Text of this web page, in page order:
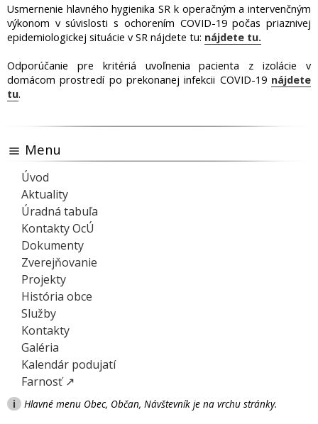
Usmernenie hlavného hygienika SR k operačným a intervenčným
výkonom v súvislosti s ochorením COVID-19 počas priaznivej
epidemiologickej situácie v SR nájdete tu: nájdete tu.
Odporúčanie pre kritériá uvoľnenia pacienta z izolácie v
domácom prostredí po prekonanej infekcii COVID-19 nájdete
tu.
Menu
Úvod
Aktuality
Úradná tabuľa
Kontakty OcÚ
Dokumenty
Zverejňovanie
Projekty
História obce
Služby
Kontakty
Galéria
Kalendár podujatí
Farnosť ↗
i Hlavné menu Obec, Občan, Návštevník je na vrchu stránky.